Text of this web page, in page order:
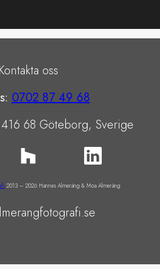
Kontakta oss
0702 87 49 68
68 Göteborg, Sverige
2013 – 2026 Hannes Almeräng & Moa Almeräng